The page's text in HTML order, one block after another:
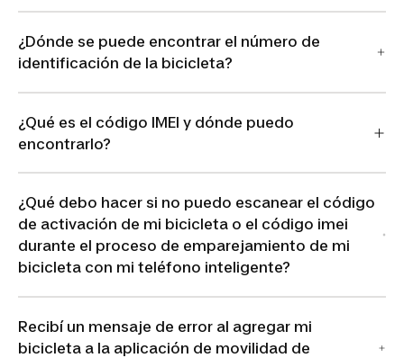
¿Dónde se puede encontrar el número de
identificación de la bicicleta?
¿Qué es el código IMEI y dónde puedo
encontrarlo?
¿Qué debo hacer si no puedo escanear el código
de activación de mi bicicleta o el código imei
durante el proceso de emparejamiento de mi
bicicleta con mi teléfono inteligente?
Recibí un mensaje de error al agregar mi
bicicleta a la aplicación de movilidad de